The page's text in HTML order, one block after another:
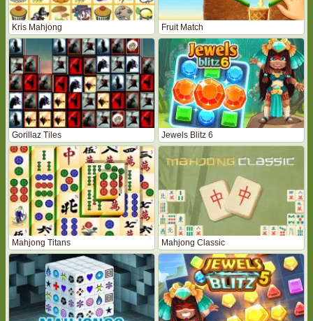
Kris Mahjong Fruit Match
Gorillaz Tiles Jewels Blitz 6
Mahjong Titans Mahjong Classic